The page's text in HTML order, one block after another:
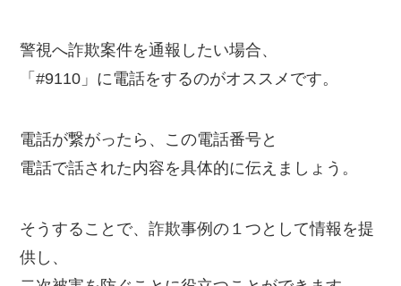
警視へ詐欺案件を通報したい場合、
「#9110」に電話をするのがオススメです。
電話が繋がったら、この電話番号と
電話で話された内容を具体的に伝えましょう。
そうすることで、詐欺事例の１つとして情報を提
供し、